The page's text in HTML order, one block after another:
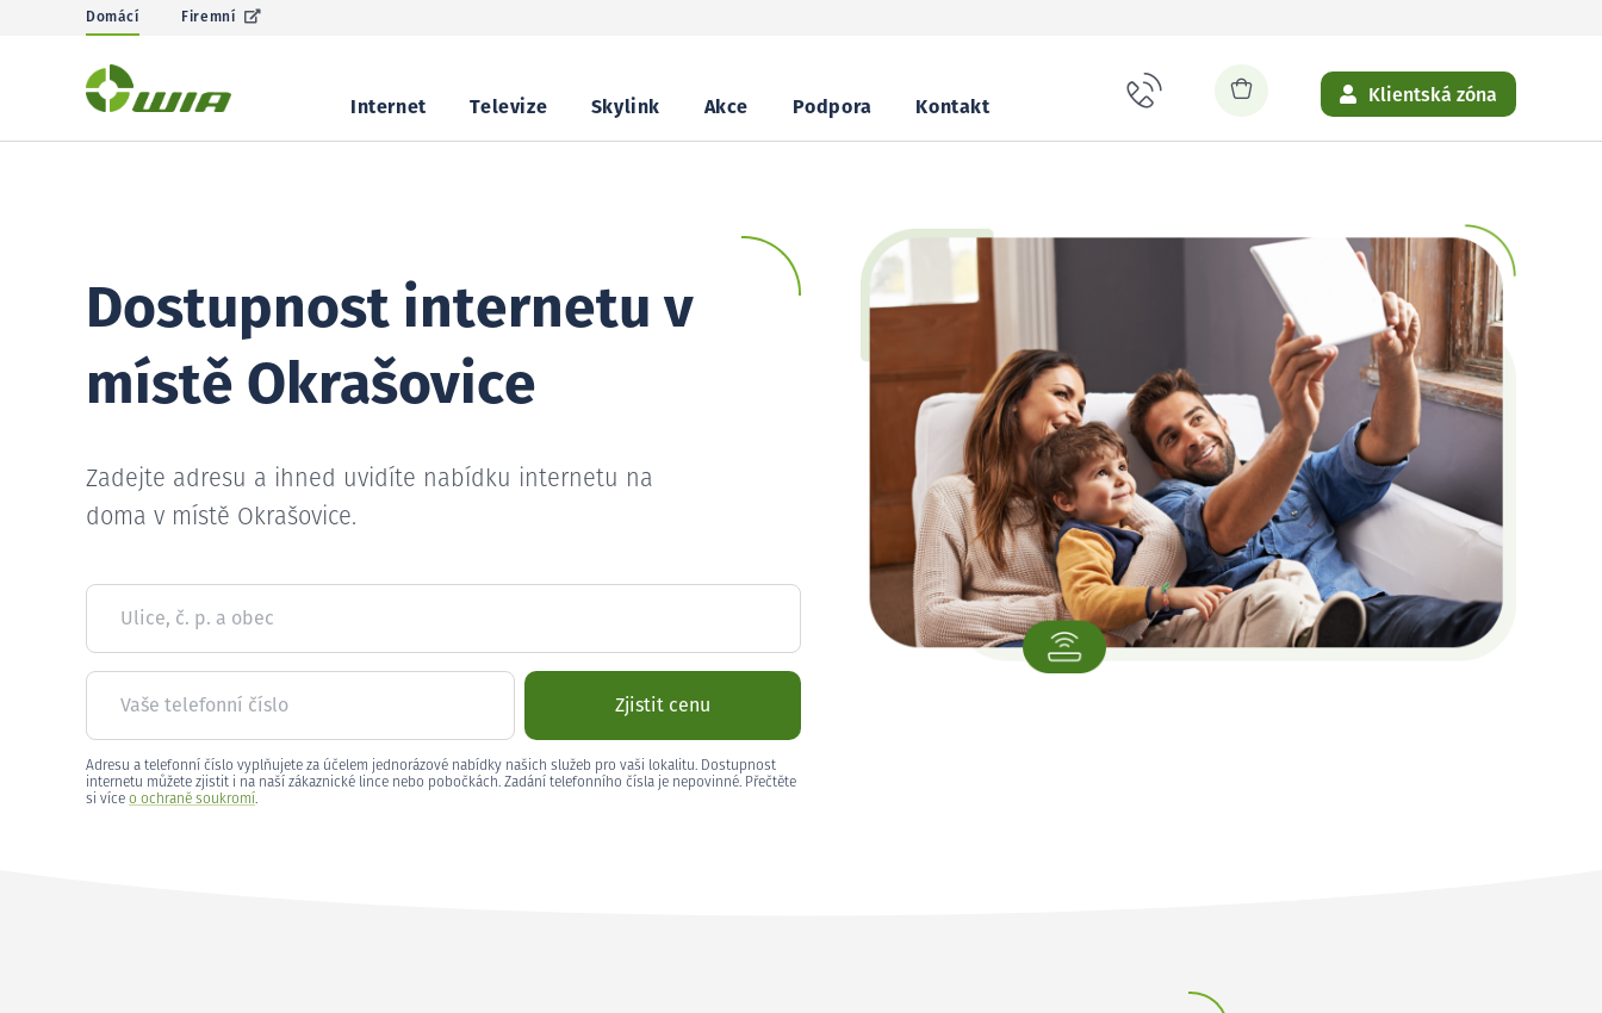
Domácí Firemní
Internet Televize Skylink Akce Podpora Kontakt
Klientská zóna
Dostupnost internetu v
místě Okrašovice
Zadejte adresu a ihned uvidíte nabídku internetu na
doma v místě Okrašovice.
Ulice, č. p. a obec
Vaše telefonní číslo Zjistit cenu
Adresu a telefonní číslo vyplňujete za účelem jednorázové nabídky našich služeb pro vaši lokalitu. Dostupnost
internetu můžete zjistit i na naší zákaznické lince nebo pobočkách. Zadání telefonního čísla je nepovinné. Přečtěte
si více o ochraně soukromí.